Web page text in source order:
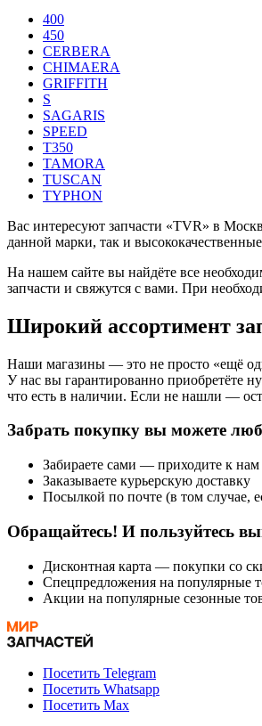
400
450
CERBERA
CHIMAERA
GRIFFITH
S
SAGARIS
SPEED
T350
TAMORA
TUSCAN
TYPHON
Вас интересуют запчасти «TVR» в
данной марки, так и
На нашем сайте вы найдёте все
запчасти и свяжутся с вами. При
Широкий ассортимент
Наши магазины — это не просто «ещё
У нас вы гарантированно приобретёте
что есть в наличии. Если не нашли —
Забрать покупку вы можете
Забираете сами — приходите к
Заказываете курьерскую доставку
Посылкой по почте (в том случае,
Обращайтесь! И пользуйтесь
Дисконтная карта — покупки со
Спецпредложения на популярные
Акции на популярные сезонные
Посетить Telegram
Посетить Whatsapp
Посетить Max